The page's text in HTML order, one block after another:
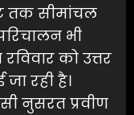
तक सीमांचल
भी
को उत्तर
रही है।
नुसरत प्रवीण